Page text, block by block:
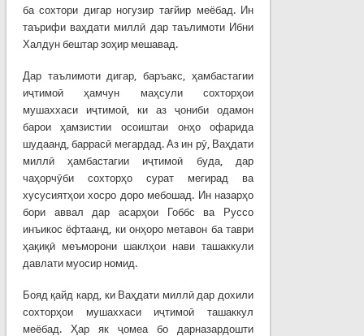
ба сохтори дигар ногузир тағйир меёбад. Ин
таърифи ваҳдати миллӣ дар таълимоти Ибни
Халдун бештар зоҳир мешавад.
Дар таълимоти дигар, баръакс, ҳамбастагии
иҷтимоӣ ҳамчун маҳсули сохторҳои
мушаххаси иҷтимоӣ, ки аз ҷониби одамон
барои ҳамзистии осоиштаи онҳо офарида
шудаанд, баррасӣ мегардад. Аз ин рӯ, Ваҳдати
миллӣ ҳамбастагии иҷтимоӣ буда, дар
чаҳорчӯби сохторҳо сурат мегирад ва
хусусиятҳои хосро доро мебошад. Ин назарҳо
бори аввал дар асарҳои Гоббс ва Руссо
инъикос ёфтаанд, ки онҳоро метавон ба таври
ҳақиқӣ меъморони шаклҳои нави ташаккули
давлати муосир номид.
Бояд қайд кард, ки Ваҳдати миллӣ дар дохили
сохторҳои мушаххаси иҷтимоӣ ташаккул
меёбад. Ҳар як ҷомеа бо дарназардошти